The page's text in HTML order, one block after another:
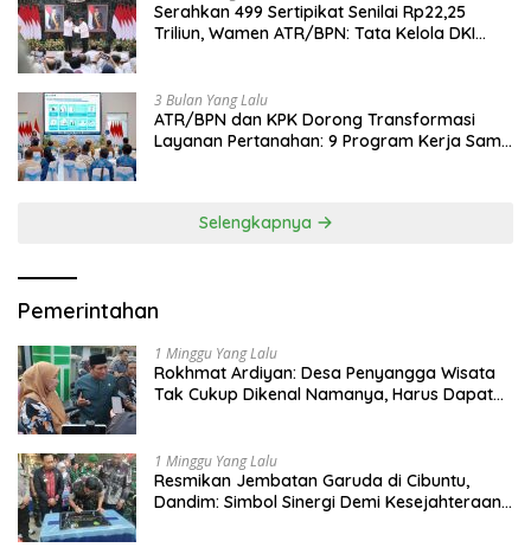
Serahkan 499 Sertipikat Senilai Rp22,25
Triliun, Wamen ATR/BPN: Tata Kelola DKI
3 Bulan Yang Lalu
ATR/BPN dan KPK Dorong Transformasi
Layanan Pertanahan: 9 Program Kerja Sama
Selengkapnya
Pemerintahan
1 Minggu Yang Lalu
Rokhmat Ardiyan: Desa Penyangga Wisata
Tak Cukup Dikenal Namanya, Harus Dapat
1 Minggu Yang Lalu
Resmikan Jembatan Garuda di Cibuntu,
Dandim: Simbol Sinergi Demi Kesejahteraan